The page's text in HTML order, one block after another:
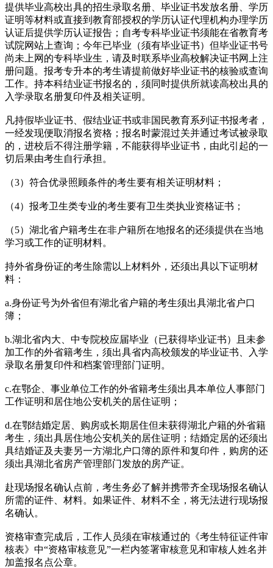
提供毕业高校出具的招生录取名册、毕业证书发放名册、学历
证明等材料或直接到教育部授权的学历认证代理机构办理学历
认证后提供学历认证报告；自考专科毕业证书须能在省教育考
试院网站上查询；今年已毕业（须有毕业证书）但毕业证书号
尚未上网的专科毕业生，请及时联系毕业高校解决证书网上注
册问题。报考专升本的考生请提前做好毕业证书的核验或查询
工作。持本科结业证书报名的，须同时提供所就读高校出具的
入学录取名册复印件及相关证明。
凡持假毕业证书、假结业证书或非国民教育系列证书报考者，
一经发现便取消报名资格；报名时蒙混过关并通过考试被录取
的，进校后不得注册学籍，不能获得毕业证书，由此引起的一
切后果由考生自行承担。
（3）符合优录照顾条件的考生要有相关证明材料；
（4）报考卫生类专业的考生要有卫生类执业资格证书；
（5）湖北省户籍考生在非户籍所在地报名的还须提供在当地
学习或工作的证明材料。
持外省身份证的考生除需以上材料外，还须出具以下证明材
料：
a.身份证号为外省但有湖北省户籍的考生须出具湖北省户口
簿；
b.湖北省内大、中专院校应届毕业（已获得毕业证书）且未参
加工作的外省籍考生，须出具省内高校颁发的毕业证书、入学
录取名册复印件和档案管理部门证明。
c.在鄂企、事业单位工作的外省籍考生须出具本单位人事部门
工作证明和居住地公安机关的居住证明；
d.在鄂结婚定居、购房或长期居住但未获得湖北户籍的外省籍
考生，须出具居住地公安机关的居住证明；结婚定居的还须出
具结婚证及夫妻另一方湖北户口簿的原件和复印件，购房的还
须出具湖北省房产管理部门发放的房产证。
赴现场报名确认点前，考生务必了解并携带齐全现场报名确认
所需的证件、材料。如果证件、材料不全，将无法进行现场报
名确认。
资格审查完成后，工作人员须在审核通过的《考生特征证件审
核表》中“资格审核意见”一栏内签署审核意见和审核人姓名并
加盖报名点公章。